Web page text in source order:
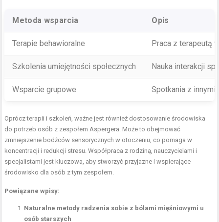
Metoda wsparcia Opis
Terapie behawioralne Praca z terapeutą
Szkolenia umiejętności społecznych Nauka interakcji
Wsparcie grupowe Spotkania z innymi
Oprócz terapii i szkoleń, ważne jest również dostosowanie środowiska
do potrzeb osób z zespołem Aspergera. Może to obejmować
zmniejszenie bodźców sensorycznych w otoczeniu, co pomaga w
koncentracji i redukcji stresu. Współpraca z rodziną, nauczycielami i
specjalistami jest kluczowa, aby stworzyć przyjazne i wspierające
środowisko dla osób z tym zespołem.
Powiązane wpisy:
Naturalne metody radzenia sobie z bólami mięśniowymi u
osób starszych